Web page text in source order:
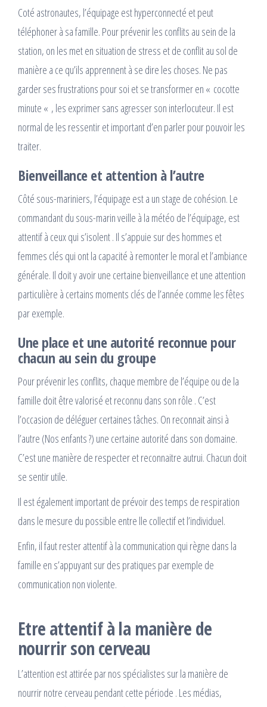
Coté astronautes, l’équipage est hyperconnecté et peut
téléphoner à sa famille. Pour prévenir les conflits au sein de la
station, on les met en situation de stress et de conflit au sol de
manière a ce qu’ils apprennent à se dire les choses. Ne pas
garder ses frustrations pour soi et se transformer en « cocotte
minute « , les exprimer sans agresser son interlocuteur. Il est
normal de les ressentir et important d’en parler pour pouvoir les
traiter.
Bienveillance et attention à l’autre
Côté sous-mariniers, l’équipage est a un stage de cohésion. Le
commandant du sous-marin veille à la météo de l’équipage, est
attentif à ceux qui s’isolent . Il s’appuie sur des hommes et
femmes clés qui ont la capacité à remonter le moral et l’ambiance
générale. Il doit y avoir une certaine bienveillance et une attention
particulière à certains moments clés de l’année comme les fêtes
par exemple.
Une place et une autorité reconnue pour
chacun au sein du groupe
Pour prévenir les conflits, chaque membre de l’équipe ou de la
famille doit être valorisé et reconnu dans son rôle . C’est
l’occasion de déléguer certaines tâches. On reconnait ainsi à
l’autre (Nos enfants ?) une certaine autorité dans son domaine.
C’est une manière de respecter et reconnaitre autrui. Chacun doit
se sentir utile.
Il est également important de prévoir des temps de respiration
dans le mesure du possible entre lle collectif et l’individuel.
Enfin, il faut rester attentif à la communication qui règne dans la
famille en s’appuyant sur des pratiques par exemple de
communication non violente.
Etre attentif à la manière de
nourrir son cerveau
L’attention est attirée par nos spécialistes sur la manière de
nourrir notre cerveau pendant cette période . Les médias,